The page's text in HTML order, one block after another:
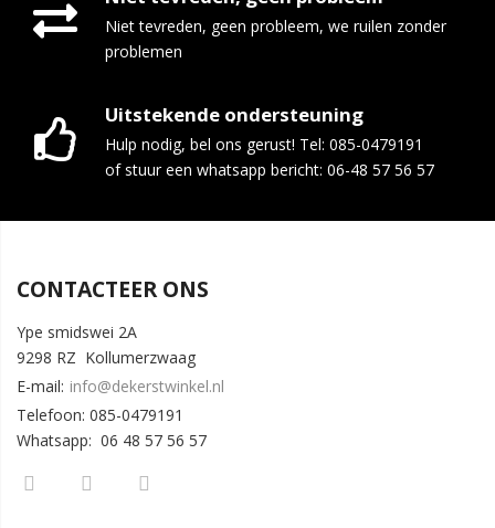
Niet tevreden, geen probleem, we ruilen zonder
problemen
Uitstekende ondersteuning
Hulp nodig, bel ons gerust! Tel: 085-0479191
of stuur een whatsapp bericht: 06-48 57 56 57
CONTACTEER ONS
Ype smidswei 2A
9298 RZ Kollumerzwaag
E-mail: info@dekerstwinkel.nl
Telefoon: 085-0479191
Whatsapp: 06 48 57 56 57